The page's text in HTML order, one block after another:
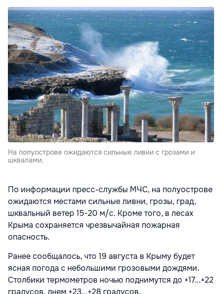
На полуострове ожидаются сильные ливни с грозами и
шквалами.
По информации пресс-службы МЧС, на полуострове
ожидаются местами сильные ливни, грозы, град,
шквальный ветер 15-20 м/с. Кроме того, в лесах
Крыма сохраняется чрезвычайная пожарная
опасность.
Ранее сообщалось, что 19 августа в Крыму будет
ясная погода с небольшими грозовыми дождями.
Столбики термометров ночью поднимутся до +17...+22
градусов, днем +23...+28 градусов.